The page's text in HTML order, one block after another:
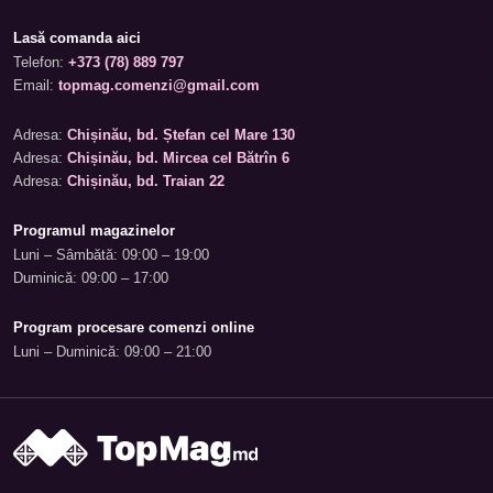
Plastic ABS
Material rigid și rezistent, își
perfect forma.
Policarbonat
Combinație de durabilitate și
ridicată.
Care dintre ele este mai bun — e o chestiune pur
volumul să fie suficient pentru toate lucrurile.
Roțile, mânerele și siguranța: detalii care
Fiabilitatea unui troler se definește prin detalii. Când
Mânerul telescopic trebuie să se fixeze în mai multe
modelele cu cifru TSA încorporat sunt ideale. Acestea
Lasă comanda aici
Telefon: +373 (78) 889 797
Email: topmag.comenzi@gmail.com
Adresa: Chișinău, bd. Ștefan cel Mare 130
Adresa: Chișinău, bd. Mircea cel Bătrîn 6
Adresa: Chișinău, bd. Traian 22
Programul magazinelor
Luni – Sâmbătă: 09:00 – 19:00
Duminică: 09:00 – 17:00
Program procesare comenzi online
Luni – Duminică: 09:00 – 21:00